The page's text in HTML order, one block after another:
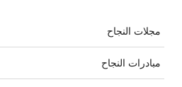
مجلات النجاح
مبادرات النجاح